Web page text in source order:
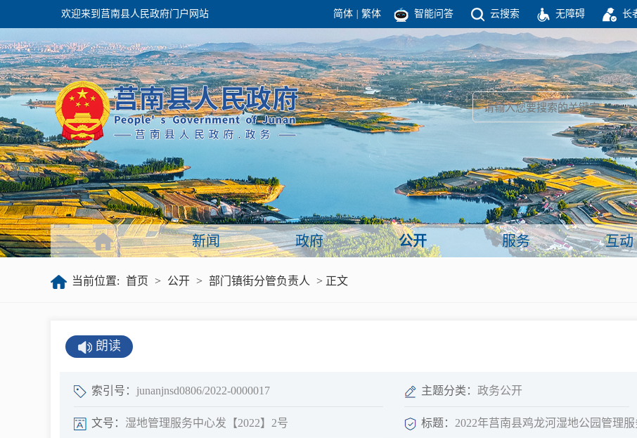
欢迎来到莒南县人民政府门户网站 简体 繁体 智能问答 云搜索 无障碍 长
团结高效 理性法治 公开公平 友善和谐
政府
领导之窗 政府机构
政府会议 政府公报
政府数据
政府工作报告
新闻
政务要闻
视频新闻
闻
公共企事业单位信
息
依申请公开
新闻 政府 公开 服务 互动
当前位置: 首页 > 公开 > 部门镇街分管负责人 > 正文
朗读
索引号： junanjnsd0806/2022-0000017 主题分类： 政务公开
文号： 湿地管理服务中心发【2022】2号 标题： 2022年莒南县鸡龙河湿地公园管理